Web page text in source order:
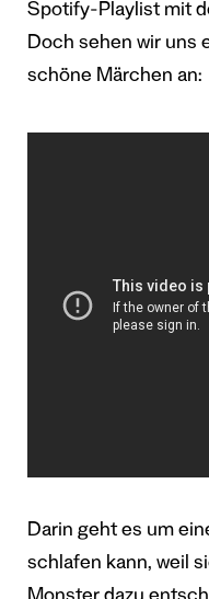
Spotify-Playlist mit
Doch sehen wir uns
schöne Märchen an:
Darin geht es um
schlafen kann, weil